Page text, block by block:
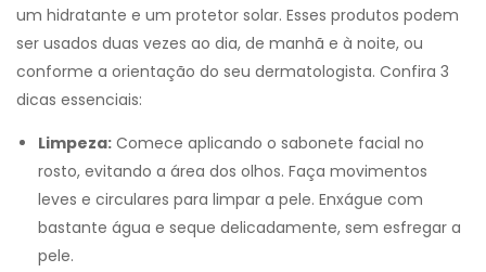
um hidratante e um protetor solar. Esses produtos podem
ser usados duas vezes ao dia, de manhã e à noite, ou
conforme a orientação do seu dermatologista. Confira 3
dicas essenciais:
Limpeza: Comece aplicando o sabonete facial no
rosto, evitando a área dos olhos. Faça movimentos
leves e circulares para limpar a pele. Enxágue com
bastante água e seque delicadamente, sem esfregar a
pele.